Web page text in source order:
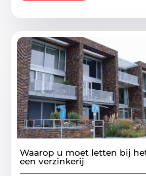
Waarop u moet letten bij
een verzinkerij